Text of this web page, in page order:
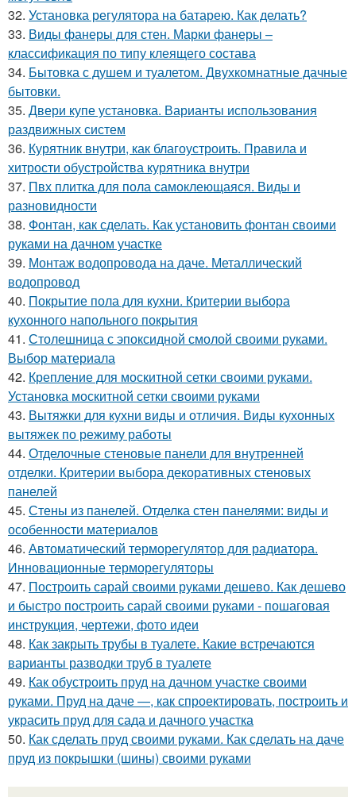
32. Установка регулятора на батарею. Как делать?
33. Виды фанеры для стен. Марки фанеры –
классификация по типу клеящего состава
34. Бытовка с душем и туалетом. Двухкомнатные дачные
бытовки.
35. Двери купе установка. Варианты использования
раздвижных систем
36. Курятник внутри, как благоустроить. Правила и
хитрости обустройства курятника внутри
37. Пвх плитка для пола самоклеющаяся. Виды и
разновидности
38. Фонтан, как сделать. Как установить фонтан своими
руками на дачном участке
39. Монтаж водопровода на даче. Металлический
водопровод
40. Покрытие пола для кухни. Критерии выбора
кухонного напольного покрытия
41. Столешница с эпоксидной смолой своими руками.
Выбор материала
42. Крепление для москитной сетки своими руками.
Установка москитной сетки своими руками
43. Вытяжки для кухни виды и отличия. Виды кухонных
вытяжек по режиму работы
44. Отделочные стеновые панели для внутренней
отделки. Критерии выбора декоративных стеновых
панелей
45. Стены из панелей. Отделка стен панелями: виды и
особенности материалов
46. Автоматический терморегулятор для радиатора.
Инновационные терморегуляторы
47. Построить сарай своими руками дешево. Как дешево
и быстро построить сарай своими руками - пошаговая
инструкция, чертежи, фото идеи
48. Как закрыть трубы в туалете. Какие встречаются
варианты разводки труб в туалете
49. Как обустроить пруд на дачном участке своими
руками. Пруд на даче —, как спроектировать, построить и
украсить пруд для сада и дачного участка
50. Как сделать пруд своими руками. Как сделать на даче
пруд из покрышки (шины) своими руками